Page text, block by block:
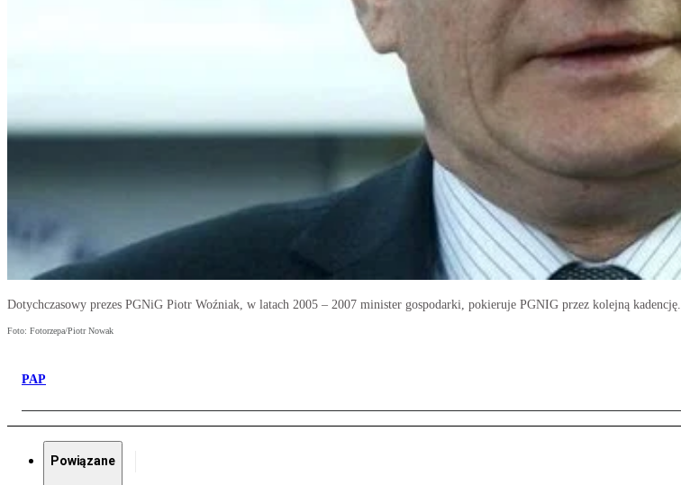
Dotychczasowy prezes PGNiG Piotr Woźniak, w latach 2005 – 2007 minister gospodarki, pokieruje PGNIG przez kolejną kadencję.
Foto: Fotorzepa/Piotr Nowak
PAP
Powiązane